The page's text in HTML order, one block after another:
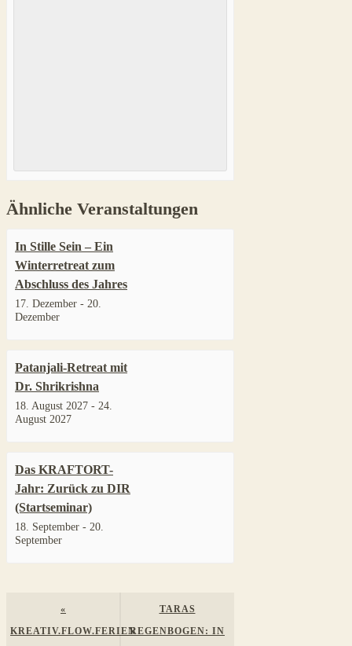
Ähnliche Veranstaltungen
In Stille Sein – Ein
Winterretreat zum
Abschluss des Jahres
17. Dezember - 20.
Dezember
Patanjali-Retreat mit
Dr. Shrikrishna
18. August 2027 - 24.
August 2027
Das KRAFTORT-
Jahr: Zurück zu DIR
(Startseminar)
18. September - 20.
September
Veranstaltung
Navigation
«
KREATIV.FLOW.FERIEN
TARAS
REGENBOGEN: IN